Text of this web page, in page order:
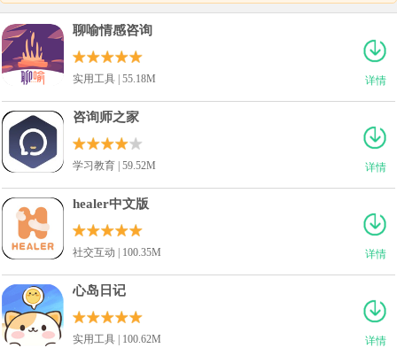
详情
聊喻情感咨询
实用工具 | 55.18M
详情
咨询师之家
学习教育 | 59.52M
详情
healer中文版
社交互动 | 100.35M
详情
心岛日记
实用工具 | 100.62M